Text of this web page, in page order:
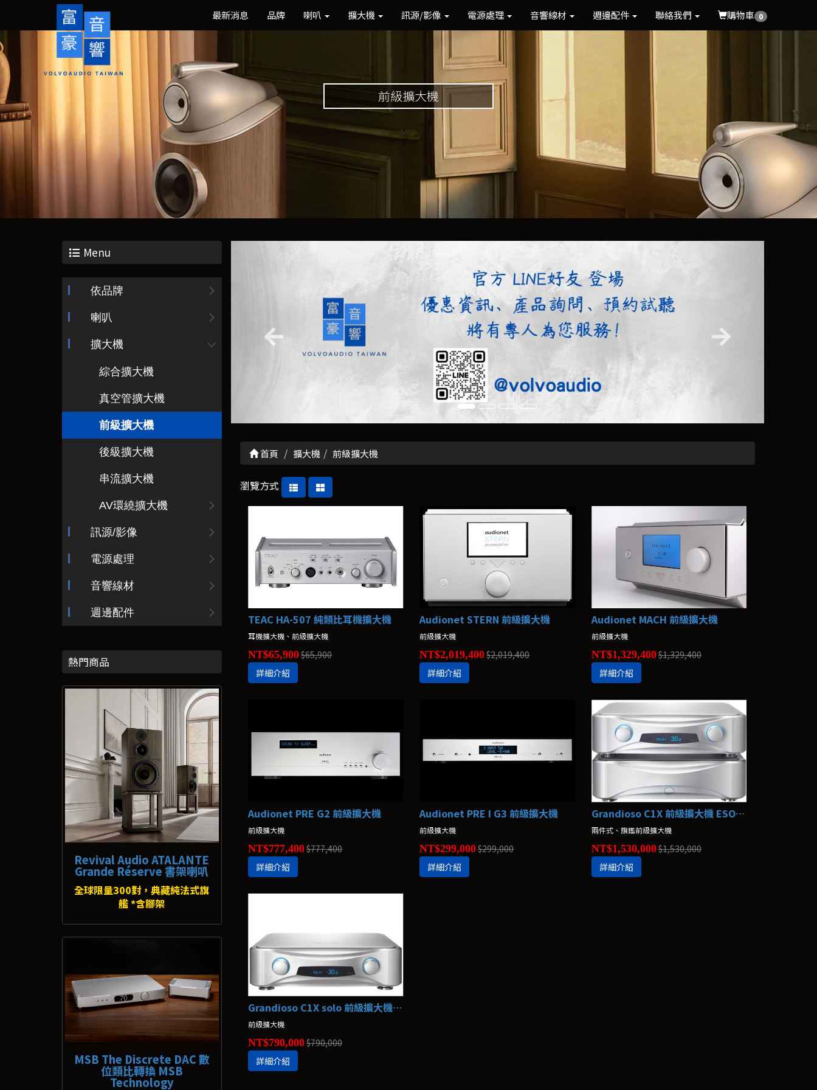
最新消息 品牌 喇叭 擴大機 訊源/影像 電源處理 音響線材 週邊配件 聯絡我們 購物車 0
前級擴大機
Menu
依品牌
喇叭
擴大機
綜合擴大機
真空管擴大機
前級擴大機
後級擴大機
串流擴大機
AV環繞擴大機
訊源/影像
電源處理
音響線材
週邊配件
熱門商品
Revival Audio ATALANTE
Grande Réserve 書架喇叭
全球限量300對，典藏純法式旗
艦 *含腳架
MSB The Discrete DAC 數
位類比轉換 MSB
Technology
首頁 擴大機 前級擴大機
瀏覽方式
TEAC HA-507 純類比耳機擴大機
耳機擴大機、前級擴大機
NT$65,900$65,900
詳細介紹
Audionet STERN 前級擴大機
前級擴大機
NT$2,019,400$2,019,400
詳細介紹
Audionet MACH 前級擴大機
前級擴大機
NT$1,329,400$1,329,400
詳細介紹
Audionet PRE G2 前級擴大機
前級擴大機
NT$777,400$777,400
詳細介紹
Audionet PRE I G3 前級擴大機
前級擴大機
NT$299,000$299,000
詳細介紹
Grandioso C1X 前級擴大機 ESOTERIC
兩件式、旗鑑前級擴大機
NT$1,530,000$1,530,000
詳細介紹
Grandioso C1X solo 前級擴大機 ESOTERIC
前級擴大機
NT$790,000$790,000
詳細介紹